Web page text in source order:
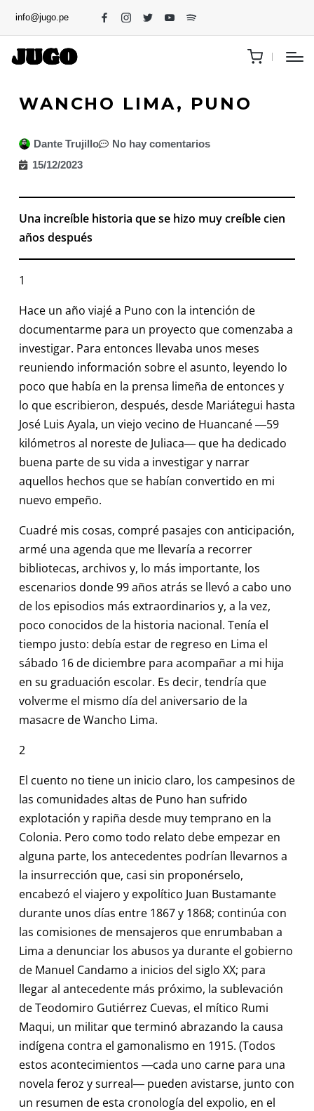
info@jugo.pe
WANCHO LIMA, PUNO
Dante Trujillo
No hay comentarios
15/12/2023
Una increíble historia que se hizo muy creíble cien
años después
1
Hace un año viajé a Puno con la intención de
documentarme para un proyecto que comenzaba a
investigar. Para entonces llevaba unos meses
reuniendo información sobre el asunto, leyendo lo
poco que había en la prensa limeña de entonces y
lo que escribieron, después, desde Mariátegui hasta
José Luis Ayala, un viejo vecino de Huancané ―59
kilómetros al noreste de Juliaca― que ha dedicado
buena parte de su vida a investigar y narrar
aquellos hechos que se habían convertido en mi
nuevo empeño.
Cuadré mis cosas, compré pasajes con anticipación,
armé una agenda que me llevaría a recorrer
bibliotecas, archivos y, lo más importante, los
escenarios donde 99 años atrás se llevó a cabo uno
de los episodios más extraordinarios y, a la vez,
poco conocidos de la historia nacional. Tenía el
tiempo justo: debía estar de regreso en Lima el
sábado 16 de diciembre para acompañar a mi hija
en su graduación escolar. Es decir, tendría que
volverme el mismo día del aniversario de la
masacre de Wancho Lima.
2
El cuento no tiene un inicio claro, los campesinos de
las comunidades altas de Puno han sufrido
explotación y rapiña desde muy temprano en la
Colonia. Pero como todo relato debe empezar en
alguna parte, los antecedentes podrían llevarnos a
la insurrección que, casi sin proponérselo,
encabezó el viajero y expolítico Juan Bustamante
durante unos días entre 1867 y 1868; continúa con
las comisiones de mensajeros que enrumbaban a
Lima a denunciar los abusos ya durante el gobierno
de Manuel Candamo a inicios del siglo XX; para
llegar al antecedente más próximo, la sublevación
de Teodomiro Gutiérrez Cuevas, el mítico Rumi
Maqui, un militar que terminó abrazando la causa
indígena contra el gamonalismo en 1915. (Todos
estos acontecimientos ―cada uno carne para una
novela feroz y surreal― pueden avistarse, junto con
un resumen de esta cronología del expolio, en el